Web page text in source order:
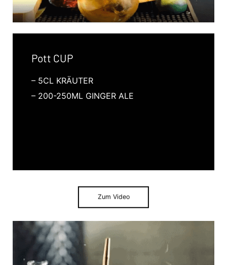
Pott CUP
– 5CL KRÄUTER
– 200-250ML GINGER ALE
Zum Video